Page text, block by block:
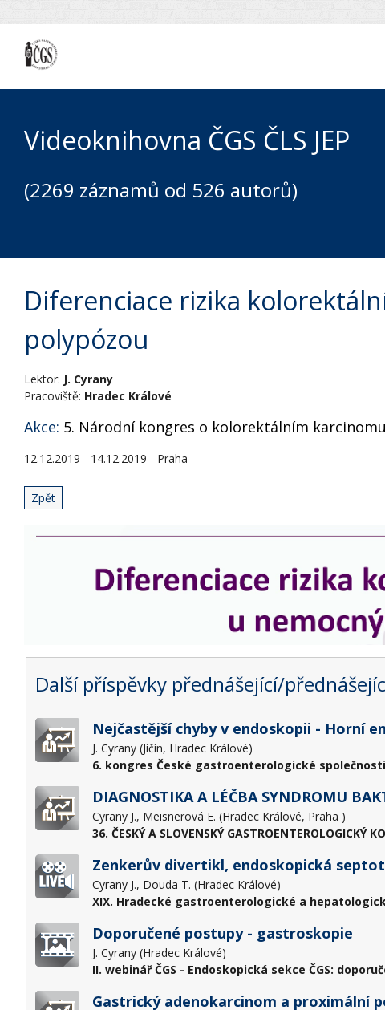
Videoknihovna ČGS ČLS JEP
(2269 záznamů od 526 autorů)
Diferenciace rizika
polypózou
Lektor: J. Cyrany
Pracoviště: Hradec Králové
Akce: 5. Národní kongres o kolorektálním
12.12.2019 - 14.12.2019 - Praha
Zpět
Další příspěvky přednášející/
Nejčastější chyby v endoskopii - Horní
J. Cyrany (Jičín, Hradec Králové)
6. kongres České gastroenterologické společnosti
DIAGNOSTIKA A LÉČBA SYNDROMU
Cyrany J., Meisnerová E. (Hradec Králové, Praha )
36. ČESKÝ A SLOVENSKÝ GASTROENTEROLOGICKÝ
Zenkerův divertikl, endoskopická
Cyrany J., Douda T. (Hradec Králové)
XIX. Hradecké gastroenterologické a
Doporučené postupy - gastroskopie
J. Cyrany (Hradec Králové)
II. webinář ČGS - Endoskopická sekce ČGS:
Gastrický adenokarcinom a proximální